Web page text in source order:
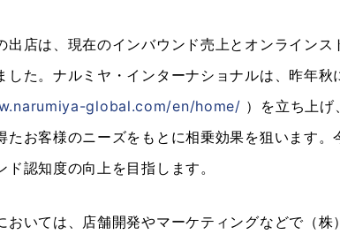
出店は、現在のインバウンド売上とオンライン
した。ナルミヤ・インターナショナルは、昨年
global.com/en/home/ ）を立ち上
たお客様のニーズをもとに相乗効果を狙います
ド認知度の向上を目指します。
おいては、店舗開発やマーケティングなどで（